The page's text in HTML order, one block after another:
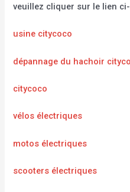
veuillez cliquer sur le lien
usine citycoco
dépannage du hachoir
citycoco
vélos électriques
motos électriques
scooters électriques